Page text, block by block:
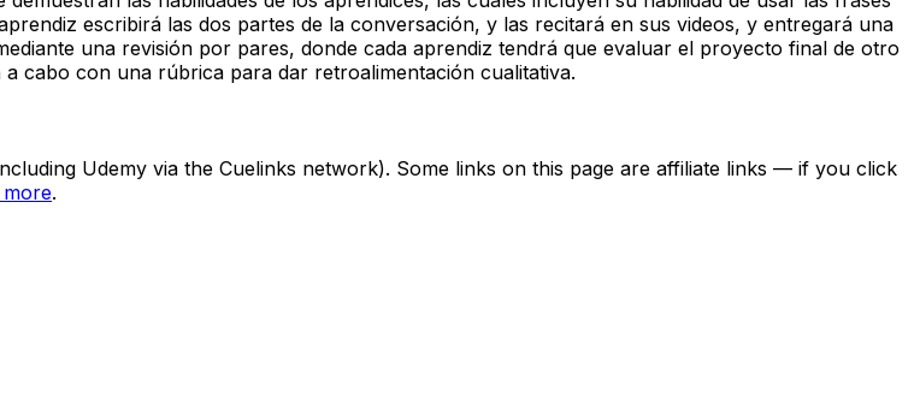
escribirá las dos partes de la conversación, y las recitará en sus videos, y entregará una
una revisión por pares, donde cada aprendiz tendrá que evaluar el proyecto final de otro
cabo con una rúbrica para dar retroalimentación cualitativa.
Udemy via the Cuelinks network). Some links on this page are affiliate links — if you click
.